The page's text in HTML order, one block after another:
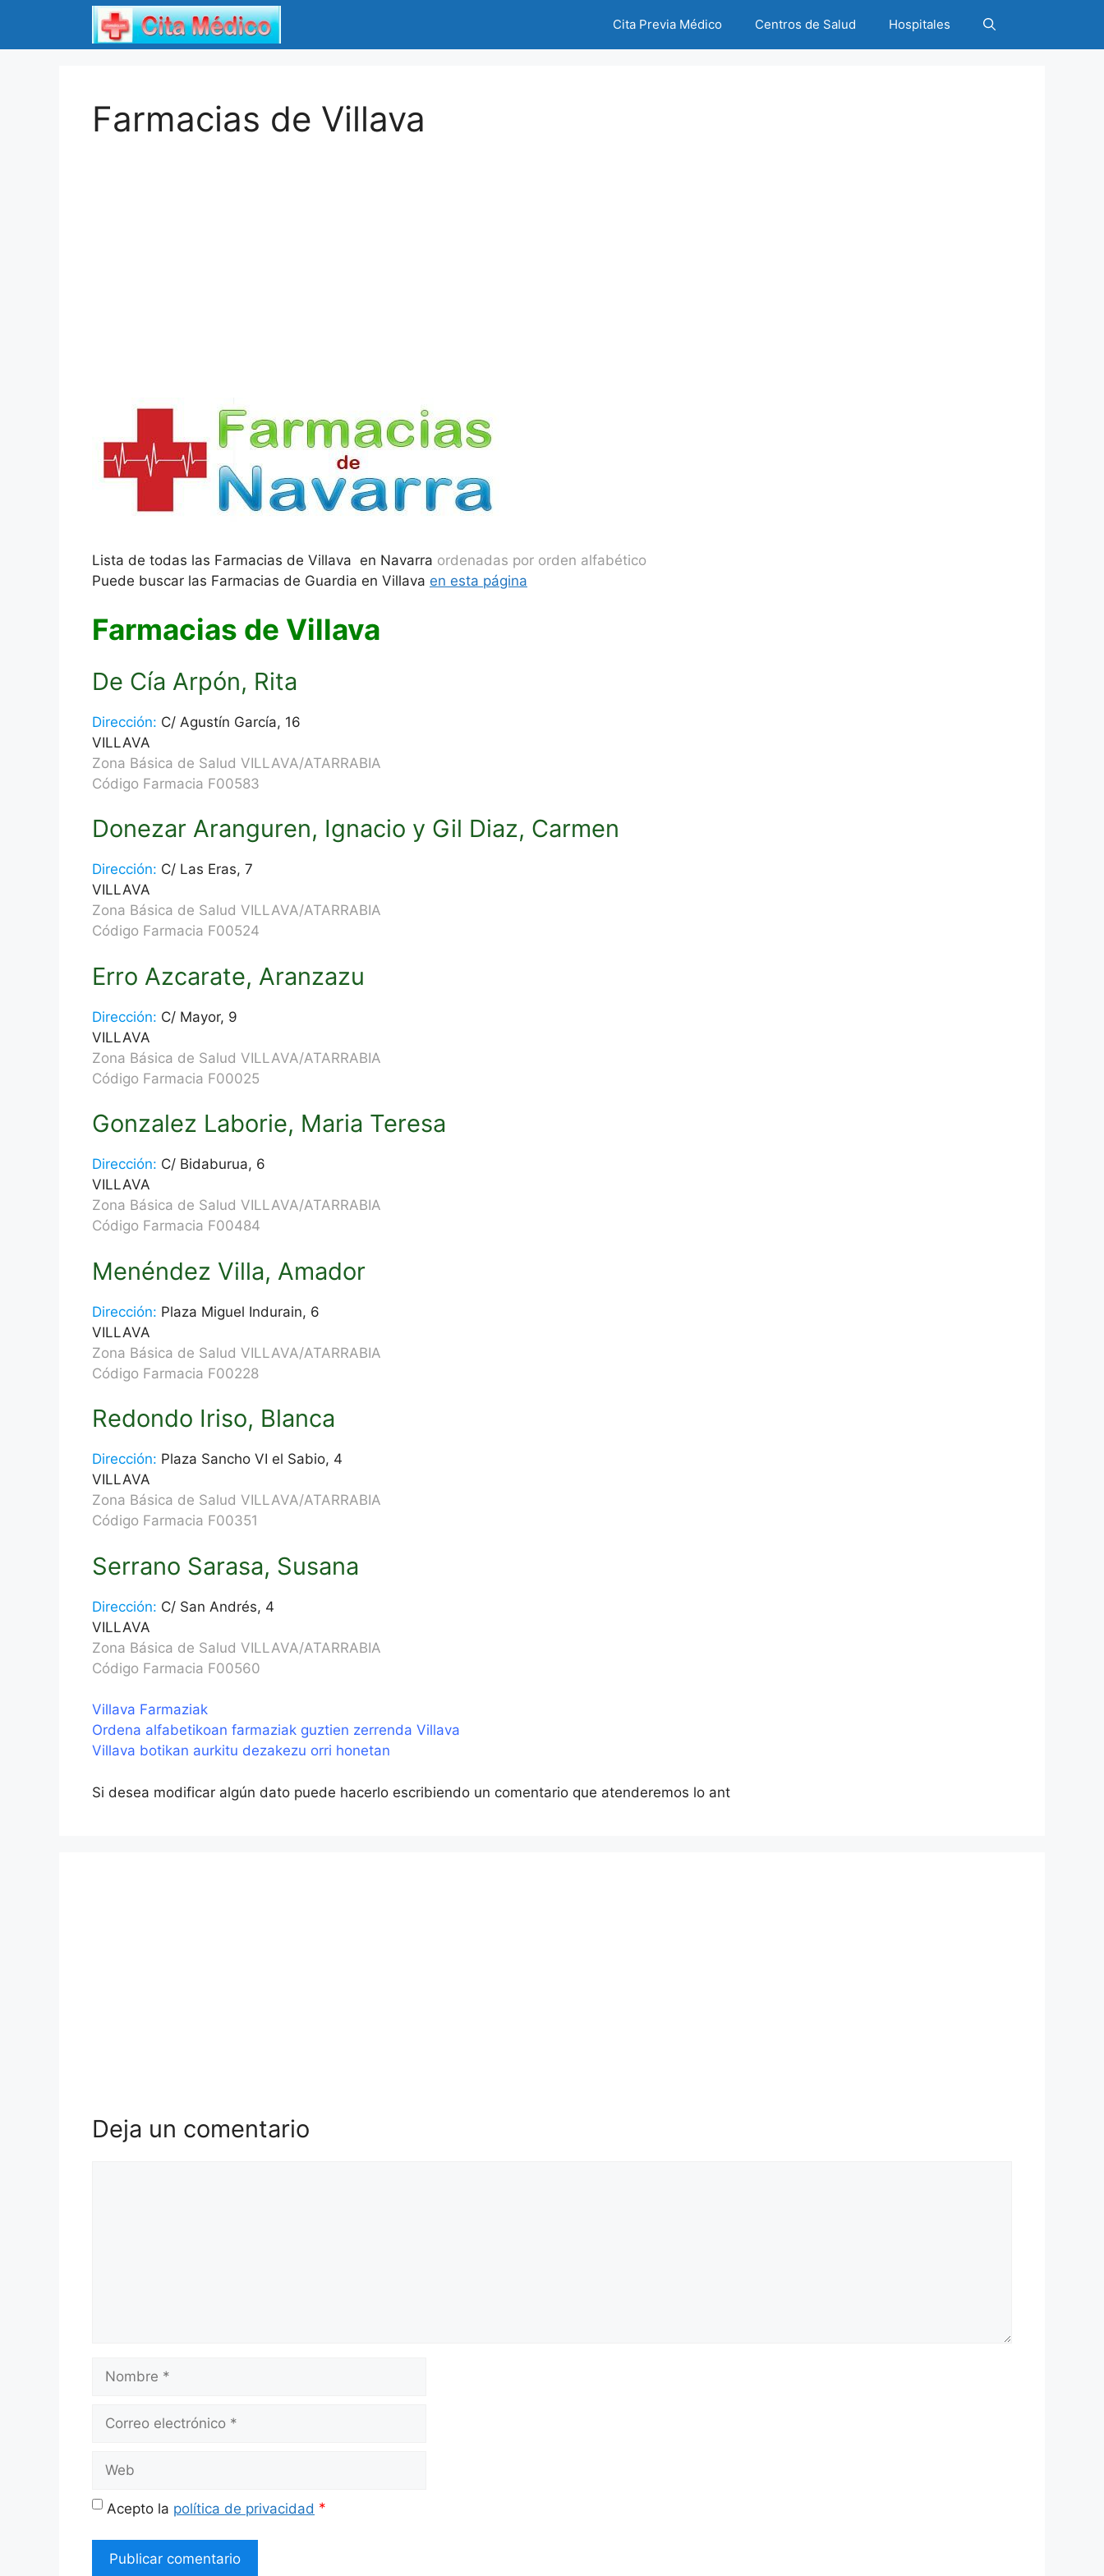
contenido
Cita Previa Médico Centros de Salud Hospitales
Farmacias de Villava
Lista de todas las Farmacias de Villava en Navarra ordenadas por orden alfabético
Puede buscar las Farmacias de Guardia en Villava en esta página
Farmacias de Villava
De Cía Arpón, Rita
Dirección: C/ Agustín García, 16
VILLAVA
Zona Básica de Salud VILLAVA/ATARRABIA
Código Farmacia F00583
Donezar Aranguren, Ignacio y Gil Diaz, Carmen
Dirección: C/ Las Eras, 7
VILLAVA
Zona Básica de Salud VILLAVA/ATARRABIA
Código Farmacia F00524
Erro Azcarate, Aranzazu
Dirección: C/ Mayor, 9
VILLAVA
Zona Básica de Salud VILLAVA/ATARRABIA
Código Farmacia F00025
Gonzalez Laborie, Maria Teresa
Dirección: C/ Bidaburua, 6
VILLAVA
Zona Básica de Salud VILLAVA/ATARRABIA
Código Farmacia F00484
Menéndez Villa, Amador
Dirección: Plaza Miguel Indurain, 6
VILLAVA
Zona Básica de Salud VILLAVA/ATARRABIA
Código Farmacia F00228
Redondo Iriso, Blanca
Dirección: Plaza Sancho VI el Sabio, 4
VILLAVA
Zona Básica de Salud VILLAVA/ATARRABIA
Código Farmacia F00351
Serrano Sarasa, Susana
Dirección: C/ San Andrés, 4
VILLAVA
Zona Básica de Salud VILLAVA/ATARRABIA
Código Farmacia F00560
Villava Farmaziak
Ordena alfabetikoan farmaziak guztien zerrenda Villava
Villava botikan aurkitu dezakezu orri honetan
Si desea modificar algún dato puede hacerlo escribiendo un comentario que atenderemos lo ant
Deja un comentario
electrónico
Acepto la política de privacidad *